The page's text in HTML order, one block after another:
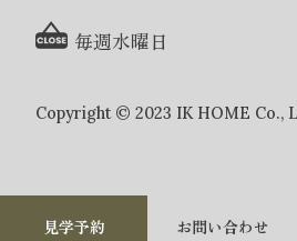
見学予約 お問い合わせ
毎週水曜日
Copyright © 2023 IK HOME Co.,